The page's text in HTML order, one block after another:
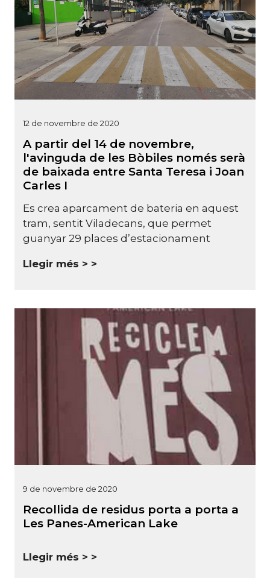
12 de novembre de 2020
A partir del 14 de novembre,
l'avinguda de les Bòbiles només serà
de baixada entre Santa Teresa i Joan
Carles I
Es crea aparcament de bateria en aquest
tram, sentit Viladecans, que permet
guanyar 29 places d’estacionament
Llegir més >
9 de novembre de 2020
Recollida de residus porta a porta a
Les Panes-American Lake
Llegir més >